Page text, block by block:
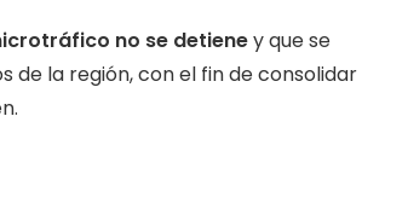
no se detieney que se
de la región, con el fin de consolidar